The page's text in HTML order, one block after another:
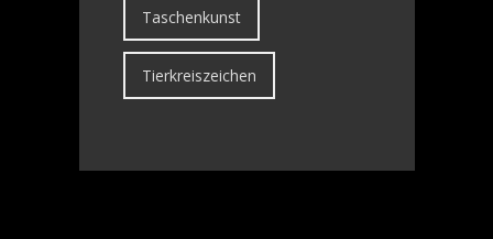
Taschenkunst
Tierkreiszeichen